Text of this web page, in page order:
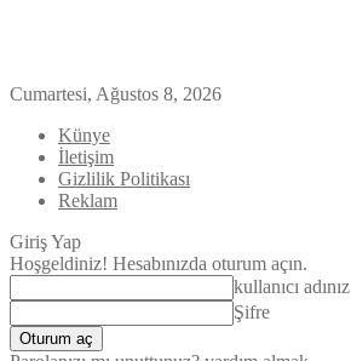
Cumartesi, Ağustos 8, 2026
Künye
İletişim
Gizlilik Politikası
Reklam
Giriş Yap
Hoşgeldiniz! Hesabınızda oturum açın.
kullanıcı adınız
Şifre